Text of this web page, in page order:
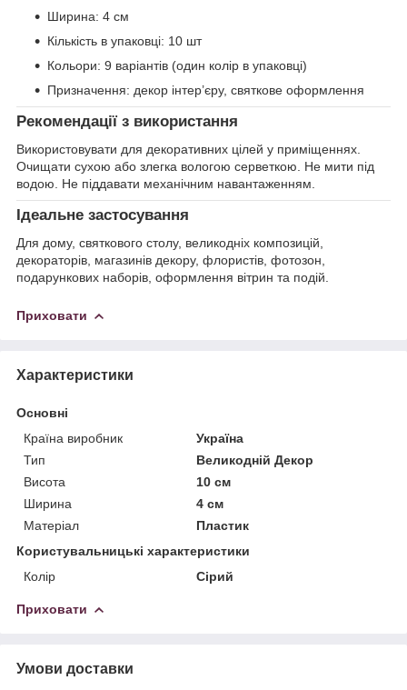
Ширина: 4 см
Кількість в упаковці: 10 шт
Кольори: 9 варіантів (один колір в упаковці)
Призначення: декор інтер’єру, святкове оформлення
Рекомендації з використання
Використовувати для декоративних цілей у приміщеннях.
Очищати сухою або злегка вологою серветкою. Не мити під
водою. Не піддавати механічним навантаженням.
Ідеальне застосування
Для дому, святкового столу, великодніх композицій,
декораторів, магазинів декору, флористів, фотозон,
подарункових наборів, оформлення вітрин та подій.
Приховати
Характеристики
Основні
Країна виробник
Україна
Тип
Великодній Декор
Висота
10 см
Ширина
4 см
Матеріал
Пластик
Користувальницькі характеристики
Колір
Сірий
Приховати
Умови доставки